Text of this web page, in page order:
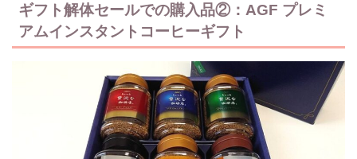
ギフト解体セールでの購入品②：AGF プレミ
アムインスタントコーヒーギフト